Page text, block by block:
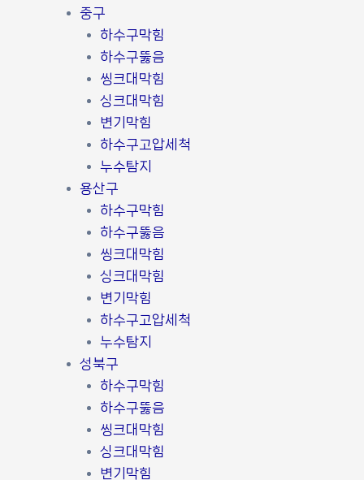
중구
하수구막힘
하수구뚫음
씽크대막힘
싱크대막힘
변기막힘
하수구고압세척
누수탐지
용산구
하수구막힘
하수구뚫음
씽크대막힘
싱크대막힘
변기막힘
하수구고압세척
누수탐지
성북구
하수구막힘
하수구뚫음
씽크대막힘
싱크대막힘
변기막힘